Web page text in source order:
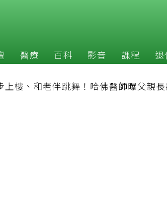
醫療 百科 影音 課程 退
上樓、和老伴跳舞！哈佛醫師曝父親